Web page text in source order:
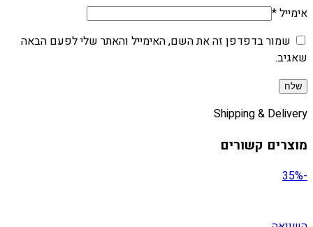
אימייל*
שמור בדפדפן זה את השם, האימייל והאתר שלי לפעם הבאה
שאגיב.
Shipping & Delivery
מוצרים קשורים
-35%